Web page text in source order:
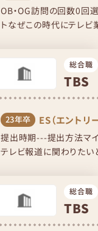
OB・OG訪問の回数0回
トなぜこの時代にテレビ
総合職
TBS
23年卒 ES（エントリ
提出時期---提出方法マ
テレビ報道に関わりたい
総合職
TBS